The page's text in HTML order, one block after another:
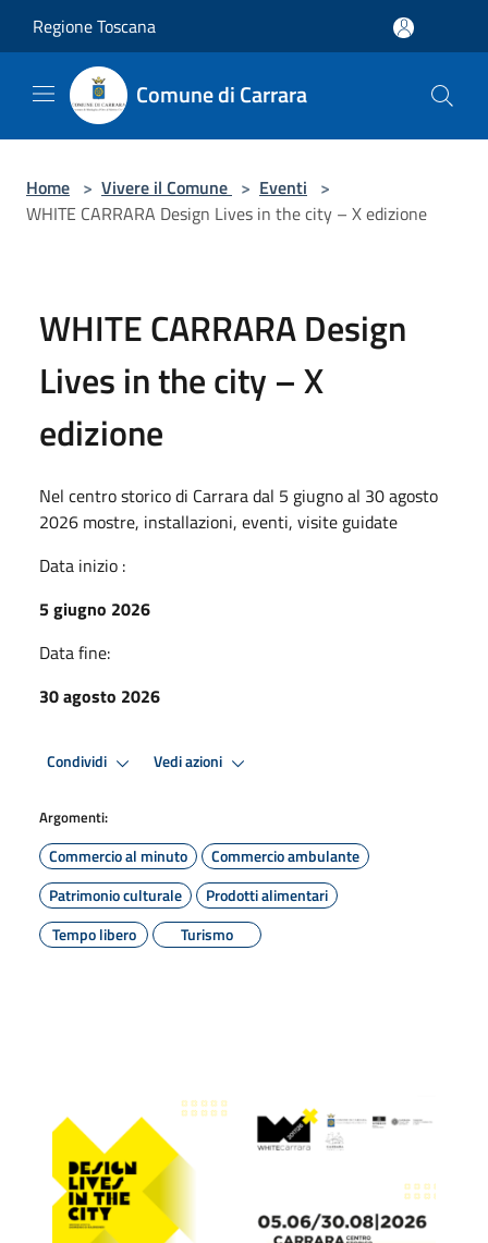
Regione Toscana
Comune di Carrara
Home > Vivere il Comune > Eventi >
WHITE CARRARA Design Lives in the city – X edizione
WHITE CARRARA Design
Lives in the city – X
edizione
Nel centro storico di Carrara dal 5 giugno al 30 agosto
2026 mostre, installazioni, eventi, visite guidate
Data inizio :
5 giugno 2026
Data fine:
30 agosto 2026
Condividi Vedi azioni
Argomenti:
Commercio al minuto
Commercio ambulante
Patrimonio culturale
Prodotti alimentari
Tempo libero
Turismo